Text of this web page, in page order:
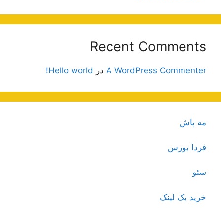
Recent Comments
A WordPress Commenter در Hello world!
مه پاش
فردا بورس
سئو
خرید بک لینک